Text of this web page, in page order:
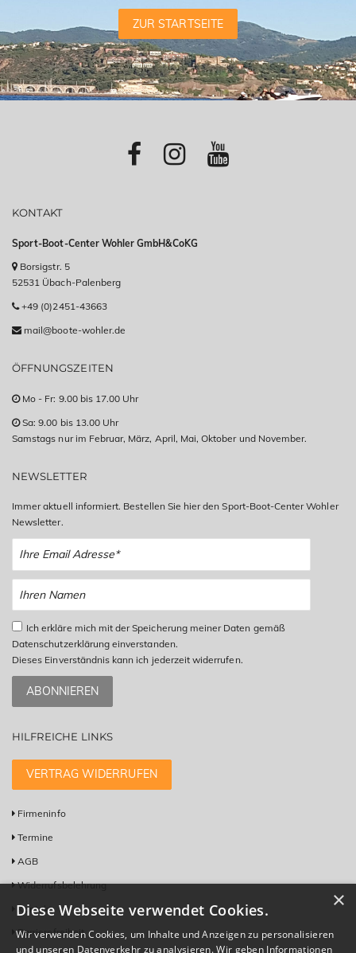
ZUR STARTSEITE
KONTAKT
Sport-Boot-Center Wohler GmbH&CoKG
Borsigstr. 5
52531 Übach-Palenberg
+49 (0)2451-43663
mail@boote-wohler.de
ÖFFNUNGSZEITEN
Mo - Fr: 9.00 bis 17.00 Uhr
Sa: 9.00 bis 13.00 Uhr
Samstags nur im Februar, März, April, Mai, Oktober und November.
NEWSLETTER
Immer aktuell informiert. Bestellen Sie hier den Sport-Boot-Center Wohler
Newsletter.
Ich erkläre mich mit der Speicherung meiner Daten gemäß
Datenschutzerklärung einverstanden.
Dieses Einverständnis kann ich jederzeit widerrufen.
ABONNIEREN
HILFREICHE LINKS
VERTRAG WIDERRUFEN
Firmeninfo
Termine
AGB
Widerrufsbelehrung
Kontakt
Barrierefreiheit
×
Diese Webseite verwendet Cookies.
Wir verwenden Cookies, um Inhalte und Anzeigen zu personalisieren
und unseren Datenverkehr zu analysieren. Wir geben Informationen